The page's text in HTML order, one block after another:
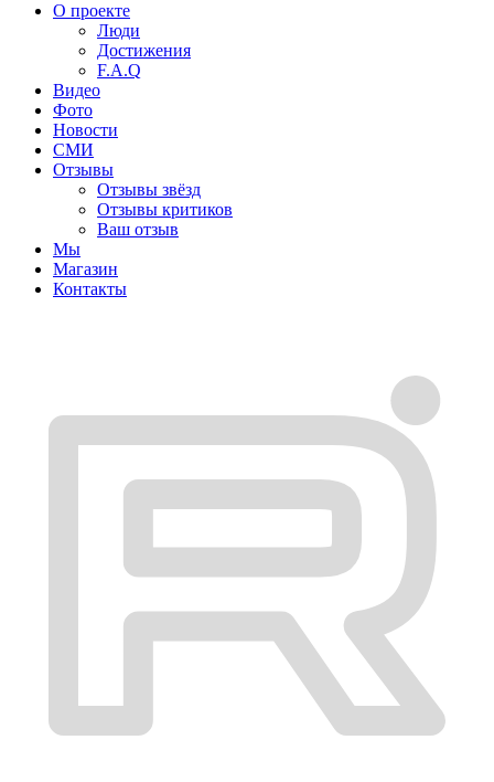
О проекте
Люди
Достижения
F.A.Q
Видео
Фото
Новости
СМИ
Отзывы
Отзывы звёзд
Отзывы критиков
Ваш отзыв
Мы
Магазин
Контакты